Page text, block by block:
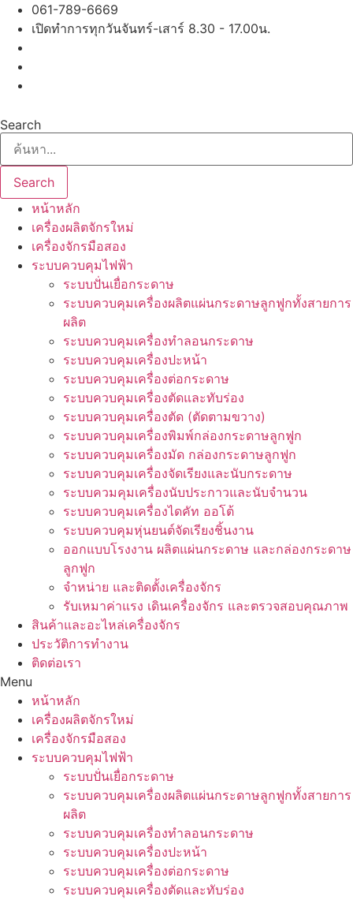
Skip
content
061-789-6669
เปิดทำการทุกวันจันทร์-เสาร์ 8.30 - 17.00น.
Search
Search
หน้าหลัก
เครื่องผลิตจักรใหม่
เครื่องจักรมือสอง
ระบบควบคุมไฟฟ้า
ระบบปั่นเยื่อกระดาษ
ระบบควบคุมเครื่องผลิตแผ่นกระดาษลูกฟูกทั้งสายการ
ผลิต
ระบบควบคุมเครื่องทำลอนกระดาษ
ระบบควบคุมเครื่องปะหน้า
ระบบควบคุมเครื่องต่อกระดาษ
ระบบควบคุมเครื่องตัดและทับร่อง
ระบบควบคุมเครื่องตัด (ตัดตามขวาง)
ระบบควบคุมเครื่องพิมพ์กล่องกระดาษลูกฟูก
ระบบควบคุมเครื่องมัด กล่องกระดาษลูกฟูก
ระบบควบคุมเครื่องจัดเรียงและนับกระดาษ
ระบบควมคุมเครื่องนับประกาวและนับจำนวน
ระบบควบคุมเครื่องไดคัท ออโต้
ระบบควบคุมหุ่นยนต์จัดเรียงชิ้นงาน
ออกแบบโรงงาน ผลิตแผ่นกระดาษ และกล่องกระดาษ
ลูกฟูก
จำหน่าย และติดตั้งเครื่องจักร
รับเหมาค่าแรง เดินเครื่องจักร และตรวจสอบคุณภาพ
สินค้าและอะไหล่เครื่องจักร
ประวัติการทำงาน
ติดต่อเรา
Menu
หน้าหลัก
เครื่องผลิตจักรใหม่
เครื่องจักรมือสอง
ระบบควบคุมไฟฟ้า
ระบบปั่นเยื่อกระดาษ
ระบบควบคุมเครื่องผลิตแผ่นกระดาษลูกฟูกทั้งสายการ
ผลิต
ระบบควบคุมเครื่องทำลอนกระดาษ
ระบบควบคุมเครื่องปะหน้า
ระบบควบคุมเครื่องต่อกระดาษ
ระบบควบคุมเครื่องตัดและทับร่อง